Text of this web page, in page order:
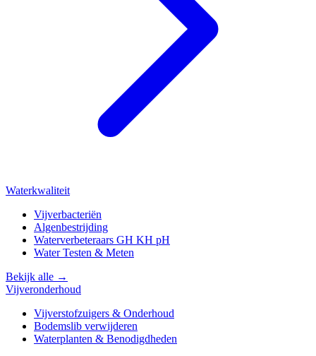
Waterkwaliteit
Vijverbacteriën
Algenbestrijding
Waterverbeteraars GH KH pH
Water Testen & Meten
Bekijk alle →
Vijveronderhoud
Vijverstofzuigers & Onderhoud
Bodemslib verwijderen
Waterplanten & Benodigdheden